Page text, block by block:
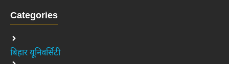
Categories
बिहार यूनिवर्सिटी